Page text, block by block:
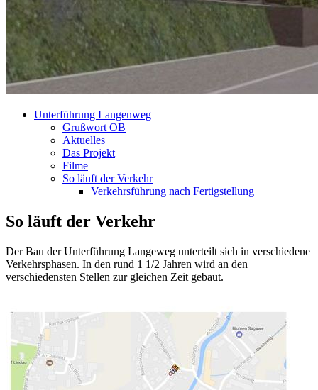
Unterführung Langenweg
Grußwort OB
Aktuelles
Das Projekt
Filme
So läuft der Verkehr
Verkehrsführung nach Fertigstellung
So läuft der Verkehr
Der Bau der Unterführung Langeweg unterteilt sich in verschiedene
Verkehrsphasen. In den rund 1 1/2 Jahren wird an den
verschiedensten Stellen zur gleichen Zeit gebaut.